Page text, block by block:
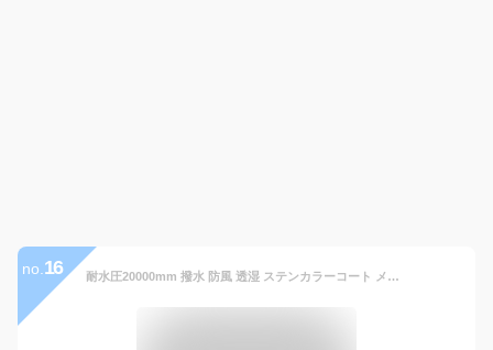
no. 16 耐水圧20000mm 撥水 防風 透湿 ステンカラーコート メンズ break and through 悪天候で活躍するコート スプリングコート ビジネスコート カジュアルコート バルカラー ショップコート【B0E】